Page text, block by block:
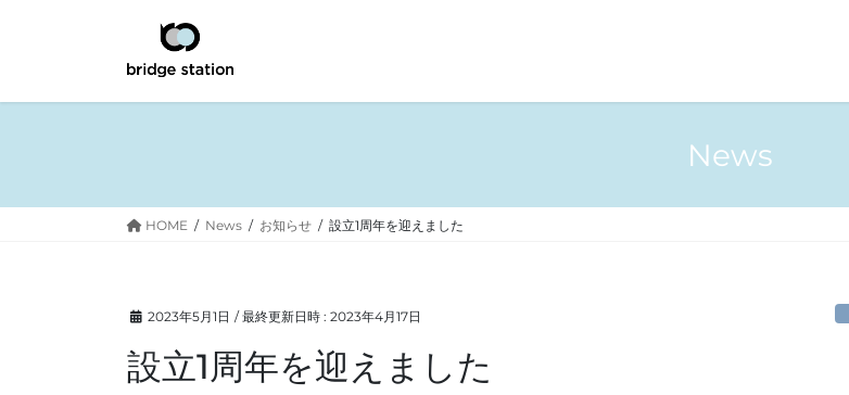
News
HOME News お知らせ 設立1周年を迎えました
2023年5月1日 / 最終更新日時 : 2023年4月17日
設立1周年を迎えました